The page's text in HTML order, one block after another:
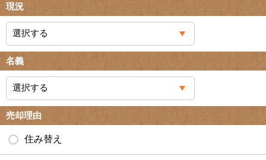
現況
名義
売却理由
住み替え